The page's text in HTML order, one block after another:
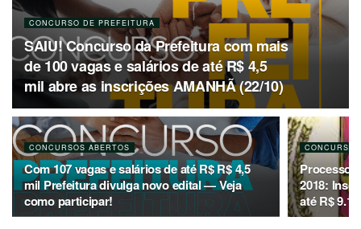
CONCURSO DE PREFEITURA
SAIU! Concurso da Prefeitura com mais
de 100 vagas e salários de até R$ 4,5
mil abre as inscrições AMANHÃ (22/10)
CONCURSOS ABERTOS
Com 107 vagas e salários de até R$ R$ 4,5
mil Prefeitura divulga novo edital — Veja
como participar!
CONCURSO
Processo
2018:
até R$